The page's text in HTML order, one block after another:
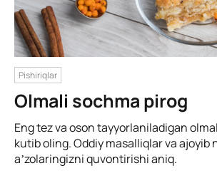
Pishiriqlar
Olmali sochma pirog
Eng tez va oson tayyorlaniladigan
kutib oling. Oddiy masalliqlar va ajoyib
aʼzolaringizni quvontirishi aniq.